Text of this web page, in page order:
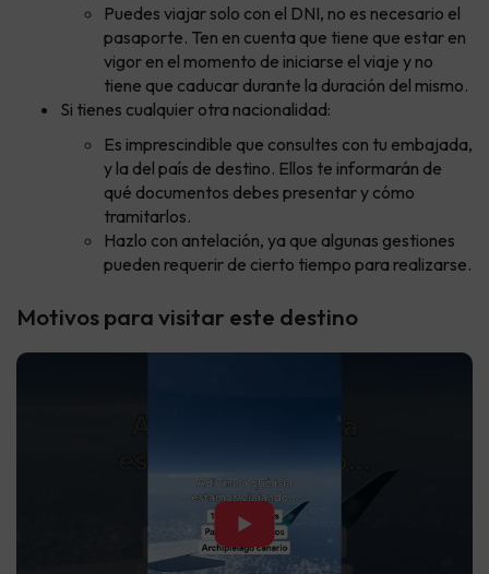
Puedes viajar solo con el DNI, no es necesario el
pasaporte. Ten en cuenta que tiene que estar en
vigor en el momento de iniciarse el viaje y no
tiene que caducar durante la duración del mismo.
Si tienes cualquier otra nacionalidad:
Es imprescindible que consultes con tu embajada,
y la del país de destino. Ellos te informarán de
qué documentos debes presentar y cómo
tramitarlos.
Hazlo con antelación, ya que algunas gestiones
pueden requerir de cierto tiempo para realizarse.
Motivos para visitar este destino
▶